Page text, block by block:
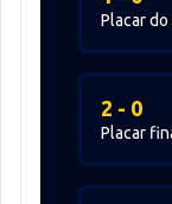
Placar
Placar
2 - 0